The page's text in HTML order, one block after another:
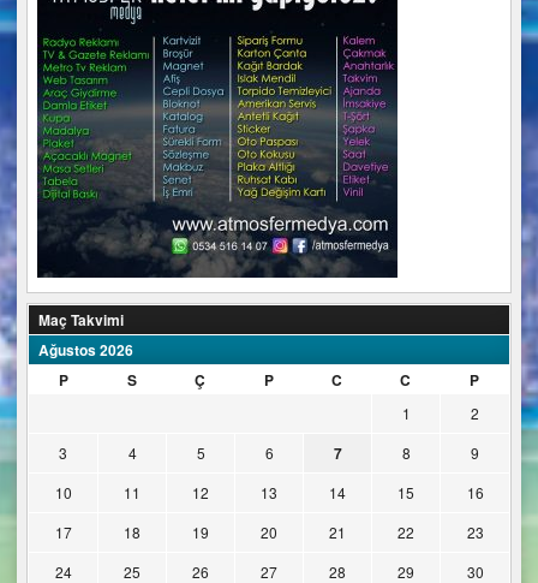
Maç Takvimi
Ağustos 2026
P
S Ç P C C P
1
2
3
4 5 6 7 8
9
10
11 12 13 14 15
16
17
18 19 20 21 22
23
24
25 26 27 28 29
30